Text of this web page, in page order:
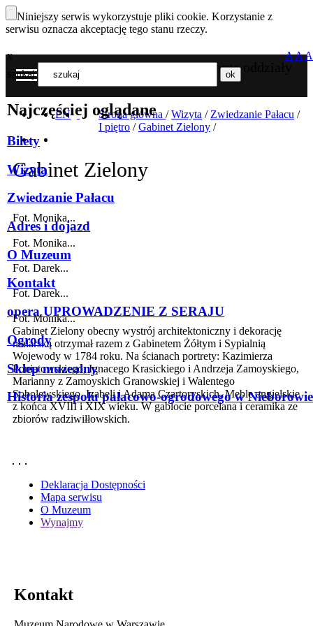
Niniejszy serwis wykorzystuje pliki cookie. Korzystanie z
serwisu oznacza akceptację tego stanu rzeczy.
Nasze oddziały
MENU
x
szukaj
Najczęściej oglądane
Bilety
Wizyta
Zwiedzanie Pałacu
Adres i dojazd
O Muzeum
Kontakt
opera UPROWADZENIE Z SERAJU
Ogrody
Sklep muzealny
Historia zespołu pałacowo-ogrodowego w Nieborowie
AAA
EN Strona główna / Wizyta / Zwiedzanie Pałacu /
I piętro /Gabinet Zielony /
Gabinet Zielony
Fot. Monika...
Fot. Monika...
Fot. Darek...
Fot. Darek...
Fot. Monika...
Gabinet Zielony obecny wystrój architektoniczny i dekorację
malarską otrzymał razem z Gabinetem Żółtym i Sypialnią
Wojewody w 1784 roku. Na ścianach portrety: Kazimierza
Poniatowskiego, Ignacego Krasickiego i Andrzeja Zamoyskiego,
Marianny z Zamoyskich Granowskiej i Walentego
Sobolewskiego, Izabeli i Adama Czartoryskich. Meble angielskie
z końca XVIII i XIX wieku. W gablocie porcelana i ceramika ze
zbiorów radziwiłłowskich.
Deklaracja Dostępności
Mapa serwisu
O Muzeum
Wynajmy
Kontakt